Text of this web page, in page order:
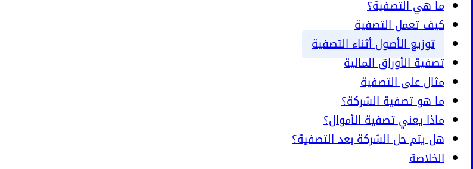
ما هي التصفية؟
كيف تعمل التصفية
توزيع الأصول أثناء التصفية
تصفية الأوراق المالية
مثال على التصفية
ما هو تصفية الشركة؟
ماذا يعني تصفية الأموال؟
هل يتم حل الشركة بعد التصفية؟
الخلاصة